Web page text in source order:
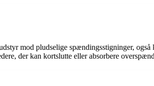
mod pludselige spændingsstigninger,
der kan kortslutte eller absorbere